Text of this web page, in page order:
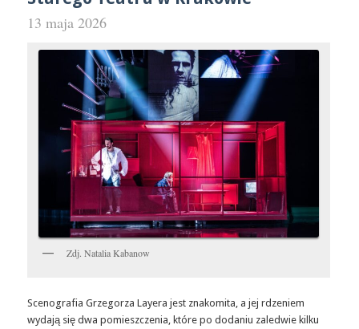
13 maja 2026
Zdj. Natalia Kabanow
Scenografia Grzegorza Layera jest znakomita, a jej rdzeniem
wydają się dwa pomieszczenia, które po dodaniu zaledwie kilku